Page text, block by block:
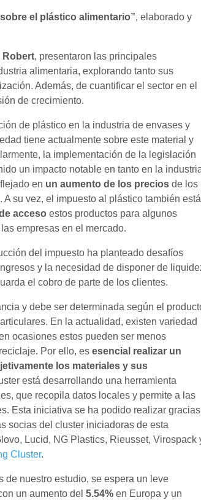
el plástico alimentario”, elaborado y
Robert, presentaron las principales
alimentaria, explorando tanto sus
Además, de cuantificar el sector en el
de crecimiento.
de plástico en la industria de envases y
tiene actualmente sobre este material y
la implementación de la legislación
un impacto notable en tanto en la
en un aumento de los precios de los
su vez, el impuesto al plástico también está
acceso estos productos para algunos
empresas en el mercado.
del impuesto ha planteado desafíos
y la necesidad de disponer de
el cobro de parte de los clientes.
y debe ser determinada según el
En la actualidad, existen variedad
ocasiones estos pueden ser menos
Por ello, esesencial realizar un
los materiales y sus
está desarrollando una herramienta
que recopila datos locales y permite a las
Esta iniciativa se ha podido realizar gracias
socias del cluster iniciadoras de esta
Lucid, NG Plastics, Rieusset, Virospack
Cluster.
de nuestro estudio, se espera un leve
un aumento del5.54% en Europa y un